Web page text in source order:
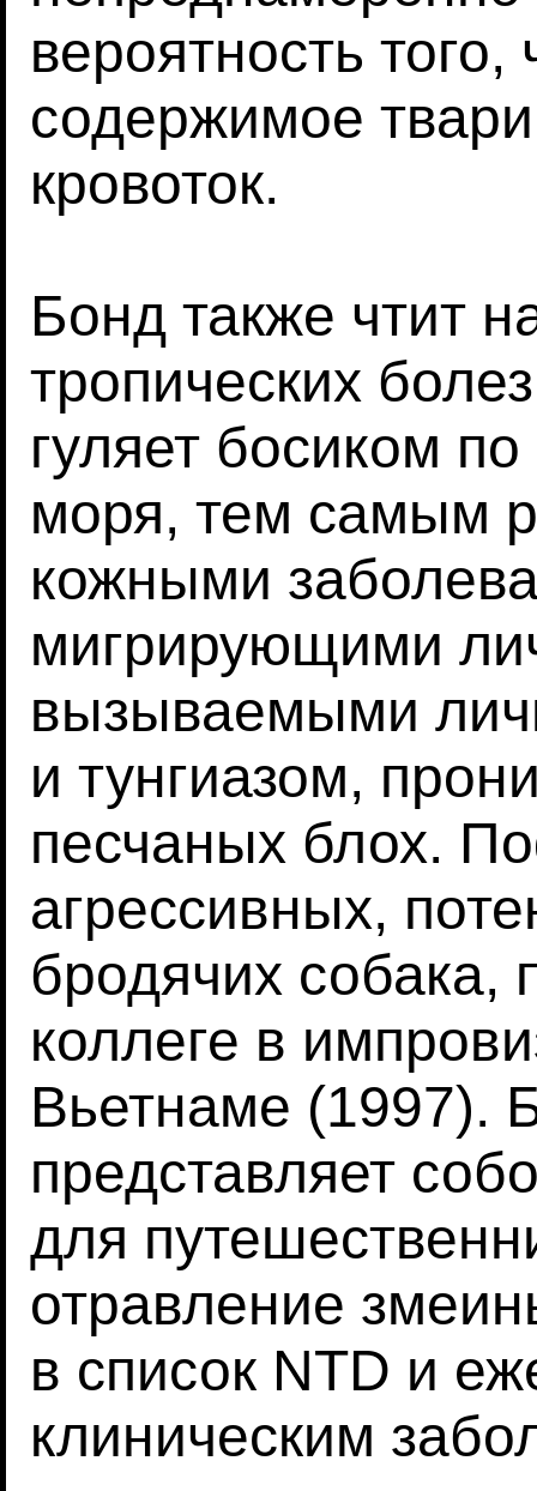
вероятность
содержимое
кровоток.
Бонд также чтит
тропических
гуляет босиком
моря, тем самым
кожными
мигрирующими
вызываемыми
и тунгиазом,
песчаных блох.
агрессивных,
бродячих собака,
коллеге в
Вьетнаме (1997).
представляет
для
отравление
в список NTD и
клиническим